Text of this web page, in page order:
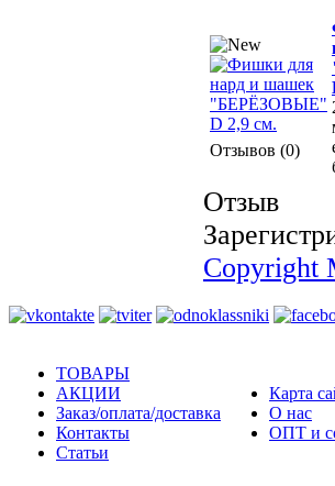
Отзывов (0)
Отзыв
Copyright
ТОВАРЫ
АКЦИИ
Заказ/оплата/доставка
Контакты
Статьи
Карта
О нас
ОПТ и